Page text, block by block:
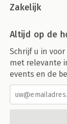
Zakelijk
Altijd op de
Schrijf u in
met relevante
events en de